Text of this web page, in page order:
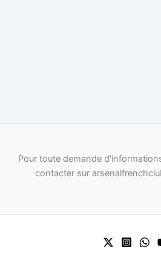
Pour toute demande
contacter sur